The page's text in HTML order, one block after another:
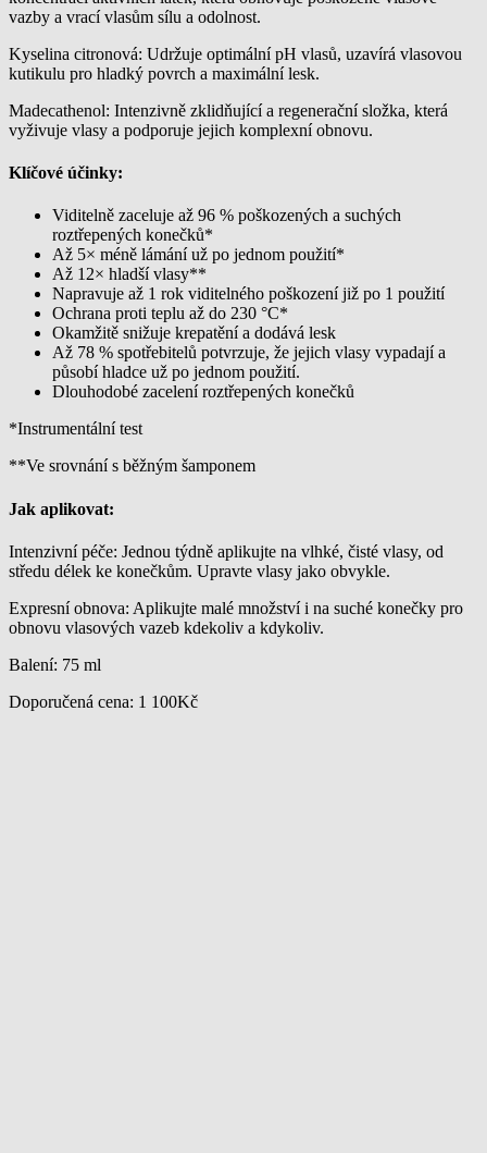
vazby a vrací vlasům sílu a odolnost.
Kyselina citronová: Udržuje optimální pH vlasů, uzavírá vlasovou
kutikulu pro hladký povrch a maximální lesk.
Madecathenol: Intenzivně zklidňující a regenerační složka, která
vyživuje vlasy a podporuje jejich komplexní obnovu.
Klíčové účinky:
Viditelně zaceluje až 96 % poškozených a suchých
roztřepených konečků*
Až 5× méně lámání už po jednom použití*
Až 12× hladší vlasy**
Napravuje až 1 rok viditelného poškození již po 1 použití
Ochrana proti teplu až do 230 °C*
Okamžitě snižuje krepatění a dodává lesk
Až 78 % spotřebitelů potvrzuje, že jejich vlasy vypadají a
působí hladce už po jednom použití.
Dlouhodobé zacelení roztřepených konečků
*Instrumentální test
**Ve srovnání s běžným šamponem
Jak aplikovat:
Intenzivní péče: Jednou týdně aplikujte na vlhké, čisté vlasy, od
středu délek ke konečkům. Upravte vlasy jako obvykle.
Expresní obnova: Aplikujte malé množství i na suché konečky pro
obnovu vlasových vazeb kdekoliv a kdykoliv.
Balení: 75 ml
Doporučená cena: 1 100Kč